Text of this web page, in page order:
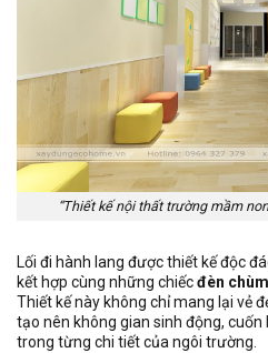
“Thiết kế nội thất trường mầm
Lối đi hành lang được thiết kế độc
kết hợp cùng những chiếcđèn
Thiết kế này không chỉ mang lại vẻ
tạo nên không gian sinh động,
trong từng chi tiết của ngôi trường.